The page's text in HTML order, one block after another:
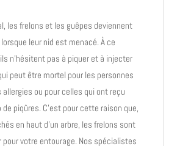
les frelons et les guêpes deviennent
leur nid est menacé. À ce
n’hésitent pas à piquer et à injecter
peut être mortel pour les personnes
allergies ou pour celles qui ont reçu
de piqûres. C’est pour cette raison que,
en haut d’un arbre, les frelons sont
pour votre entourage. Nos spécialistes